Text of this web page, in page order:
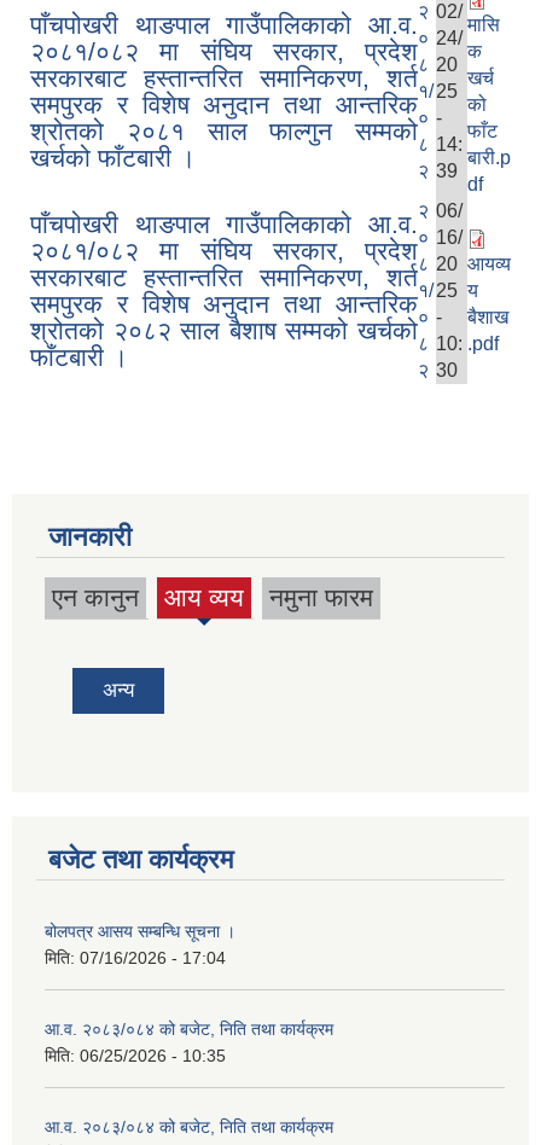
पाँचपोखरी थाङपाल गाउँपालिकाको आ.व.
२०८१/०८२ मा संघिय सरकार, प्रदेश
सरकारबाट हस्तान्तरित समानिकरण, शर्त
समपुरक र विशेष अनुदान तथा आन्तरिक
श्रोतको २०८१ साल फाल्गुन सम्मको
खर्चको फाँटबारी ।
२
०
८
१/
०
८
२
02/
24/
20
25
-
14:
39
मासि
क
खर्च
को
फाँट
बारी.p
df
पाँचपोखरी थाङपाल गाउँपालिकाको आ.व.
२०८१/०८२ मा संघिय सरकार, प्रदेश
सरकारबाट हस्तान्तरित समानिकरण, शर्त
समपुरक र विशेष अनुदान तथा आन्तरिक
श्रोतको २०८२ साल बैशाष सम्मको खर्चको
फाँटबारी ।
२
०
८
१/
०
८
२
06/
16/
20
25
-
10:
30
आयव्य
य
बैशाख
.pdf
जानकारी
एन कानुन आय व्यय नमुना फारम
अन्य
बजेट तथा कार्यक्रम
बोलपत्र आसय सम्बन्धि सूचना ।
मिति: 07/16/2026 - 17:04
आ.व. २०८३/०८४ को बजेट, निति तथा कार्यक्रम
मिति: 06/25/2026 - 10:35
आ.व. २०८३/०८४ को बजेट, निति तथा कार्यक्रम